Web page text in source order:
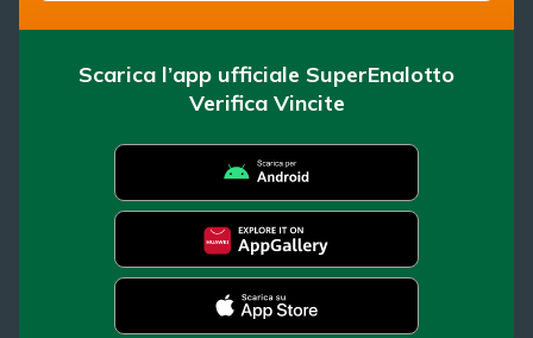
Scarica l’app ufficiale SuperEnalotto
Verifica Vincite
SuperEnalotto